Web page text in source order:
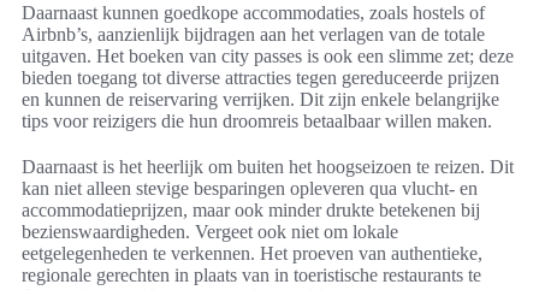
Daarnaast kunnen goedkope accommodaties, zoals hostels of
Airbnb’s, aanzienlijk bijdragen aan het verlagen van de totale
uitgaven. Het boeken van city passes is ook een slimme zet; deze
bieden toegang tot diverse attracties tegen gereduceerde prijzen
en kunnen de reiservaring verrijken. Dit zijn enkele belangrijke
tips voor reizigers die hun droomreis betaalbaar willen maken.
Daarnaast is het heerlijk om buiten het hoogseizoen te reizen. Dit
kan niet alleen stevige besparingen opleveren qua vlucht- en
accommodatieprijzen, maar ook minder drukte betekenen bij
bezienswaardigheden. Vergeet ook niet om lokale
eetgelegenheden te verkennen. Het proeven van authentieke,
regionale gerechten in plaats van in toeristische restaurants te